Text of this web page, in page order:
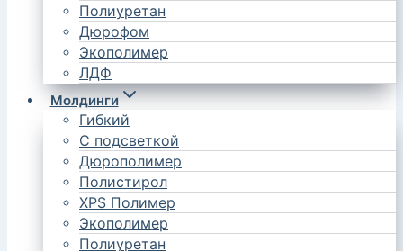
Полиуретан
Дюрофом
Экополимер
ЛДФ
Молдинги
Гибкий
С подсветкой
Дюрополимер
Полистирол
XPS Полимер
Экополимер
Полиуретан